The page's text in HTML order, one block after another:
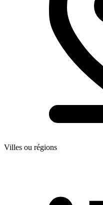
Villes ou régions